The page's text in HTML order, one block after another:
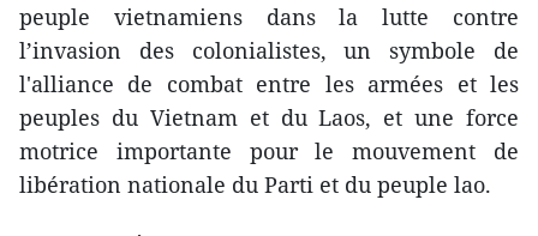
peuple vietnamiens dans la lutte contre
l’invasion des colonialistes, un symbole de
l'alliance de combat entre les armées et les
peuples du Vietnam et du Laos, et une force
motrice importante pour le mouvement de
libération nationale du Parti et du peuple lao.